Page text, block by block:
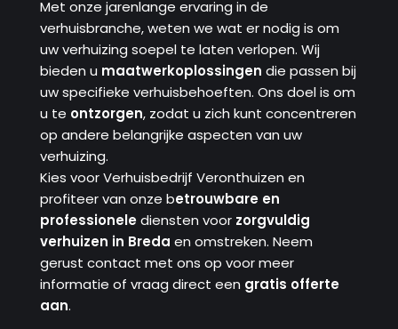
Met onze jarenlange ervaring in de
verhuisbranche, weten we wat er nodig is om
uw verhuizing soepel te laten verlopen. Wij
bieden u maatwerkoplossingen die passen bij
uw specifieke verhuisbehoeften. Ons doel is om
u te ontzorgen, zodat u zich kunt concentreren
op andere belangrijke aspecten van uw
verhuizing.
Kies voor Verhuisbedrijf Veronthuizen en
profiteer van onze betrouwbare en
professionelediensten voor zorgvuldig
verhuizen in Breda en omstreken. Neem
gerust contact met ons op voor meer
informatie of vraag direct een gratis offerte
aan.